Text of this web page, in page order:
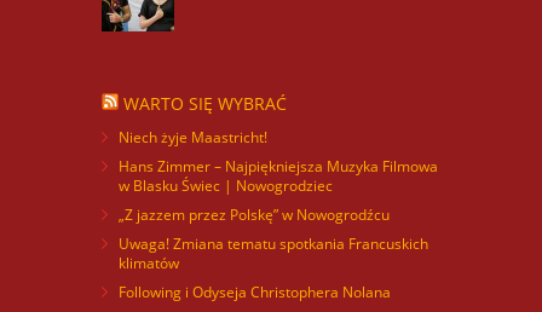
WARTO SIĘ WYBRAĆ
Niech żyje Maastricht!
Hans Zimmer – Najpiękniejsza Muzyka Filmowa
w Blasku Świec | Nowogrodziec
„Z jazzem przez Polskę” w Nowogrodźcu
Uwaga! Zmiana tematu spotkania Francuskich
klimatów
Following i Odyseja Christophera Nolana